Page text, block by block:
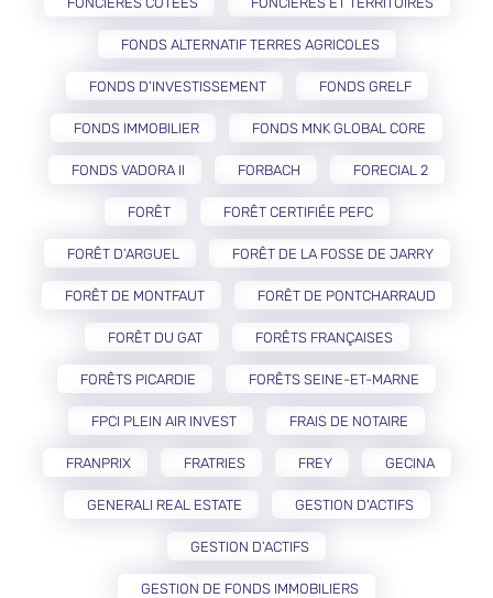
FONDS ALTERNATIF TERRES AGRICOLES
FONDS D'INVESTISSEMENT FONDS GRELF
FONDS IMMOBILIER FONDS MNK GLOBAL CORE
FONDS VADORA II FORBACH FORECIAL 2
FORÊT FORÊT CERTIFIÉE PEFC
FORÊT D’ARGUEL FORÊT DE LA FOSSE DE JARRY
FORÊT DE MONTFAUT FORÊT DE PONTCHARRAUD
FORÊT DU GAT FORÊTS FRANÇAISES
FORÊTS PICARDIE FORÊTS SEINE-ET-MARNE
FPCI PLEIN AIR INVEST FRAIS DE NOTAIRE
FRANPRIX FRATRIES FREY GECINA
GENERALI REAL ESTATE GESTION D'ACTIFS
GESTION D’ACTIFS
GESTION DE FONDS IMMOBILIERS